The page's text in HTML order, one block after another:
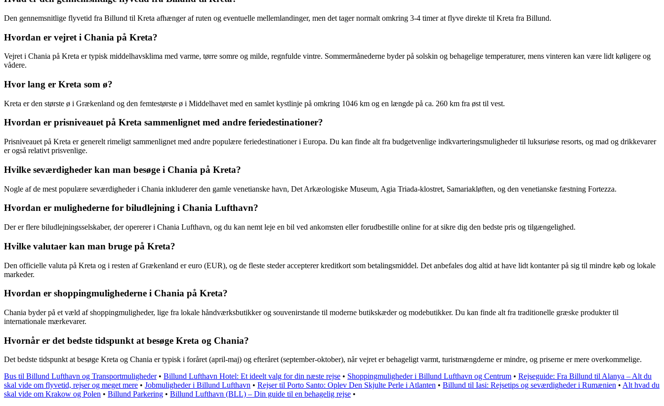
Den gennemsnitlige flyvetid fra Billund til Kreta afhænger af ruten og eventuelle mellemlandinger, men det tager normalt omkring 3-4 timer at flyve direkte til Kreta fra Billund.
Hvordan er vejret i Chania på Kreta?
Vejret i Chania på Kreta er typisk middelhavsklima med varme, tørre somre og milde, regnfulde vintre. Sommermånederne byder på solskin og behagelige temperaturer, mens vinteren kan være lidt køligere og
vådere.
Hvor lang er Kreta som ø?
Kreta er den største ø i Grækenland og den femtestørste ø i Middelhavet med en samlet kystlinje på omkring 1046 km og en længde på ca. 260 km fra øst til vest.
Hvordan er prisniveauet på Kreta sammenlignet med andre feriedestinationer?
Prisniveauet på Kreta er generelt rimeligt sammenlignet med andre populære feriedestinationer i Europa. Du kan finde alt fra budgetvenlige indkvarteringsmuligheder til luksuriøse resorts, og mad og drikkevarer
er også relativt prisvenlige.
Hvilke seværdigheder kan man besøge i Chania på Kreta?
Nogle af de mest populære seværdigheder i Chania inkluderer den gamle venetianske havn, Det Arkæologiske Museum, Agia Triada-klostret, Samariakløften, og den venetianske fæstning Fortezza.
Hvordan er mulighederne for biludlejning i Chania Lufthavn?
Der er flere biludlejningsselskaber, der opererer i Chania Lufthavn, og du kan nemt leje en bil ved ankomsten eller forudbestille online for at sikre dig den bedste pris og tilgængelighed.
Hvilke valutaer kan man bruge på Kreta?
Den officielle valuta på Kreta og i resten af Grækenland er euro (EUR), og de fleste steder accepterer kreditkort som betalingsmiddel. Det anbefales dog altid at have lidt kontanter på sig til mindre køb og lokale
markeder.
Hvordan er shoppingmulighederne i Chania på Kreta?
Chania byder på et væld af shoppingmuligheder, lige fra lokale håndværksbutikker og souvenirstande til moderne butikskæder og modebutikker. Du kan finde alt fra traditionelle græske produkter til
internationale mærkevarer.
Hvornår er det bedste tidspunkt at besøge Kreta og Chania?
Det bedste tidspunkt at besøge Kreta og Chania er typisk i foråret (april-maj) og efteråret (september-oktober), når vejret er behageligt varmt, turistmængderne er mindre, og priserne er mere overkommelige.
Bus til Billund Lufthavn og Transportmuligheder• Billund Lufthavn Hotel: Et ideelt valg for din næste rejse • Shoppingmuligheder i Billund Lufthavn og Centrum • Rejseguide: Fra Billund til Alanya – Alt du
skal vide om flyvetid, rejser og meget mere • Jobmuligheder i Billund Lufthavn • Rejser til Porto Santo: Oplev Den Skjulte Perle i Atlanten • Billund til Iasi: Rejsetips og seværdigheder i Rumænien • Alt hvad du
skal vide om Krakow og Polen • Billund Parkering • Billund Lufthavn (BLL) – Din guide til en behagelig rejse •